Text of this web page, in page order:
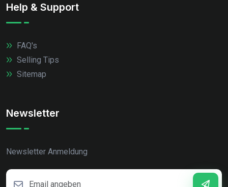
Help & Support
FAQ's
Selling Tips
Sitemap
Newsletter
Newsletter Anmeldung